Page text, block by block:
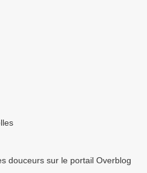
douceurs sur le portail Overblog